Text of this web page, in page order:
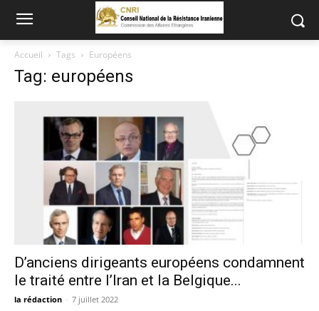
Accueil Tags Européens
Tag: européens
D’anciens dirigeants européens condamnent
le traité entre l’Iran et la Belgique...
la rédaction - 7 juillet 2022